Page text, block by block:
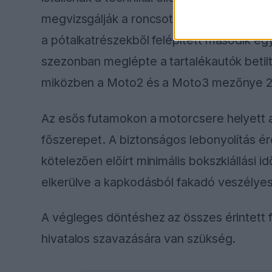
megvizsgálják a roncsot, és kizárólag az
a pótalkatrészekből felépített második
szezonban meglépte a tartalékautók
miközben a Moto2 és a Moto3 mezőnye
Az esős futamokon a motorcsere helyett
főszerepet. A biztonságos lebonyolítás
kötelezően előírt minimális bokszkiállási
elkerülve a kapkodásból fakadó
A végleges döntéshez az összes
hivatalos szavazására van szükség.